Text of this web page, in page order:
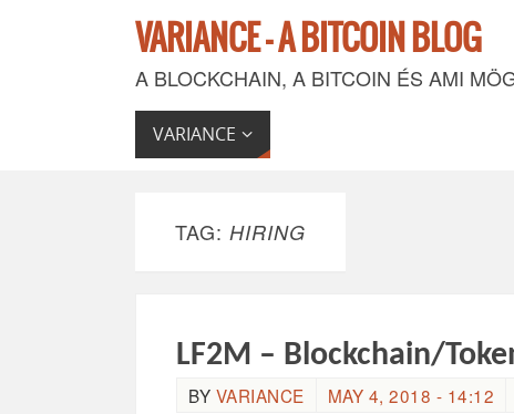
VARIANCE - A BITCOIN BLOG
A BLOCKCHAIN, A BITCOIN ÉS AMI
VARIANCE
TAG: HIRING
LF2M – Blockchain/
BY VARIANCE MAY 4, 2018 - 14:12